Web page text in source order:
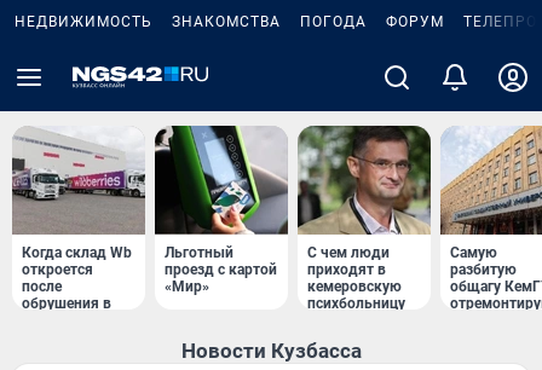
НЕДВИЖИМОСТЬ ЗНАКОМСТВА ПОГОДА ФОРУМ
Когда склад Wb
откроется
после
обрушения в
Льготный
проезд с картой
«Мир»
С чем люди
приходят в
кемеровскую
психбольницу
Самую
разбитую
общагу
Новости Кузбасса